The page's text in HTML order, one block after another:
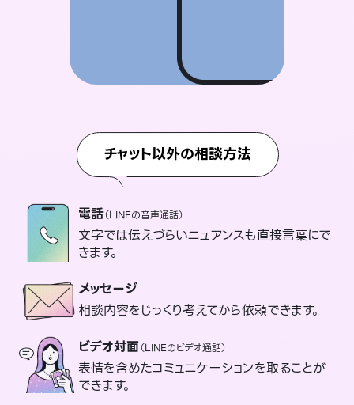
チャット以外の相談方法
電話（LINEの音声通話）
文字では伝えづらいニュアンスも直接言葉にで
きます。
メッセージ
相談内容をじっくり考えてから依頼できます。
ビデオ対面（LINEのビデオ通話）
表情を含めたコミュニケーションを取ることが
できます。